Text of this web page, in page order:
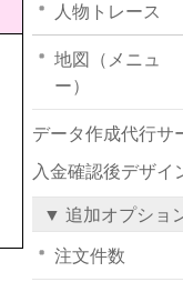
人物トレース
地図（メニュ
ー）
データ作成代行サ
入金確認後デザイ
▼ 追加オプショ
注文件数